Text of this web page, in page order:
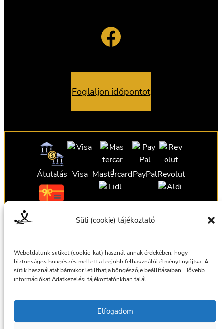
Süti (cookie) tájékoztató
Weboldalunk sütiket (cookie-kat) használ annak érdekében, hogy
biztonságos böngészés mellett a legjobb felhasználói élményt nyújtsa. A
sütik használatát bármikor letilthatja böngészője beállításaiban. Bővebb
információkat Adatkezelési tájékoztatónkban talál.
Elfogadom
Facebook
Foglaljon időpontot
Átutalás Visa MastercardPayPalRevolut
Ajándékutalvány
Ajándékutalvány
Általános szerződési feltételek
Adatkezelési tájékoztató